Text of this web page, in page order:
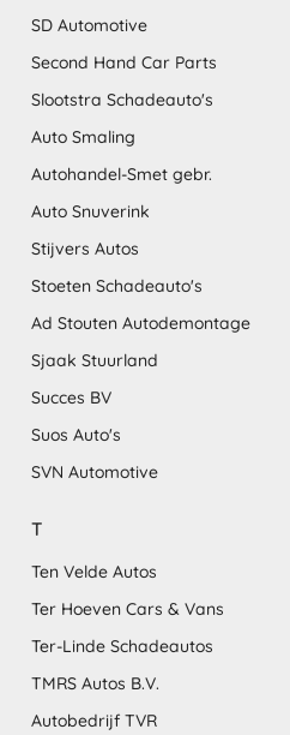
SD Automotive
Second Hand Car Parts
Slootstra Schadeauto's
Auto Smaling
Autohandel-Smet gebr.
Auto Snuverink
Stijvers Autos
Stoeten Schadeauto's
Ad Stouten Autodemontage
Sjaak Stuurland
Succes BV
Suos Auto's
SVN Automotive
T
Ten Velde Autos
Ter Hoeven Cars & Vans
Ter-Linde Schadeautos
TMRS Autos B.V.
Autobedrijf TVR